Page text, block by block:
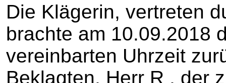
Die Klägerin, vertreten
brachte am 10.09.2018
vereinbarten Uhrzeit
Beklagten, Herr R , der